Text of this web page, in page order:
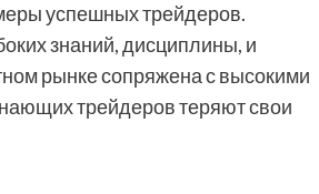
успешных трейдеров.
знаний, дисциплины, и
рынке сопряжена с высокими
трейдеров теряют свои